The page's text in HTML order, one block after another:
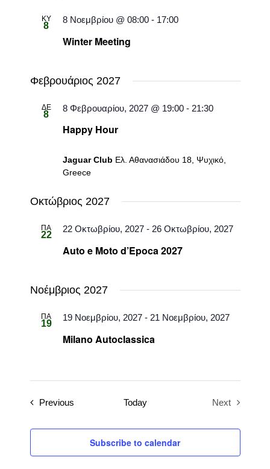
ΚΥ
8
Winter Meeting
8 Νοεμβρίου @ 08:00- 17:00
Φεβρουάριος 2027
ΔΕ
8
Happy Hour
8 Φεβρουαρίου, 2027 @ 19:00- 21:30
Jaguar Club Ελ. Αθανασιάδου 18, Ψυχικό,
Greece
Οκτώβριος 2027
ΠΑ
22
Auto e Moto d’Epoca 2027
22 Οκτωβρίου, 2027- 26 Οκτωβρίου, 2027
Νοέμβριος 2027
ΠΑ
19
Milano Autoclassica
19 Νοεμβρίου, 2027- 21 Νοεμβρίου, 2027
PreviousEvents Today
Next
Subscribe to calendar